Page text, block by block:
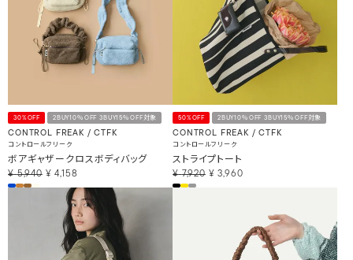
30%OFF 2BUY10％OFF 3BUY15％OFF対象
CONTROL FREAK / CTFK
コントロールフリーク
ボアギャザークロスボディバッグ
¥ 5,940 ¥ 4,158
50%OFF 2BUY10％OFF 3BUY15％OFF対象
CONTROL FREAK / CTFK
コントロールフリーク
ストライプトート
¥ 7,920 ¥ 3,960